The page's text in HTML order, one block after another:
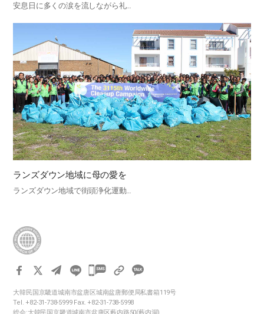
安息日に多くの涙を流しながら礼…
ランズダウン地域に母の愛を
ランズダウン地域で街頭浄化運動…
카
오
大韓民国京畿道城南市盆唐区城南盆唐郵便局私書箱119号
Tel. +82-31-738-5999 Fax. +82-31-738-5998